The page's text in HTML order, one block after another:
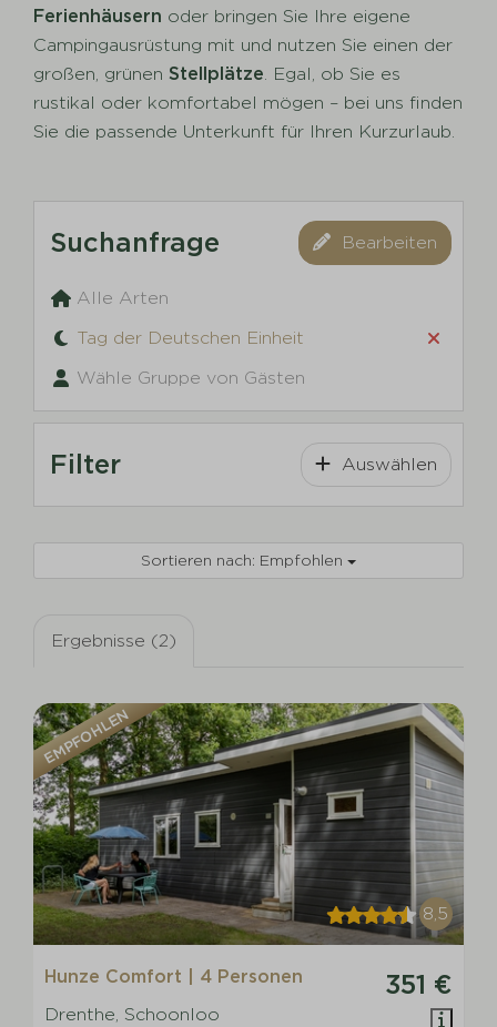
Ferienhäusern oder bringen Sie Ihre eigene
Campingausrüstung mit und nutzen Sie einen der
großen, grünen Stellplätze. Egal, ob Sie es
rustikal oder komfortabel mögen – bei uns finden
Sie die passende Unterkunft für Ihren Kurzurlaub.
Suchanfrage Bearbeiten
Alle Arten
Tag der Deutschen Einheit
Wähle Gruppe von Gästen
Filter Auswählen
Sortieren nach: Empfohlen
Ergebnisse (2)
EMPFOHLEN
8,5
351 €
Hunze Comfort | 4 Personen
Drenthe, Schoonloo